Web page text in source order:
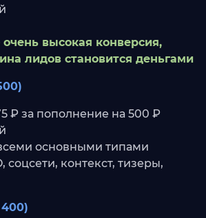
очень высокая конверсия,
лидов становится деньгами
₽ за пополнение на 500 ₽
основными типами
соцсети, контекст, тизеры,